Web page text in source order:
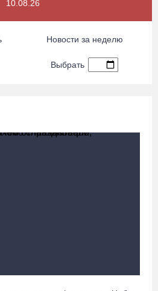
врезались в
10.08.26
Новости за неделю
Выбрать